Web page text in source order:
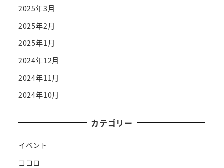
2025年3月
2025年2月
2025年1月
2024年12月
2024年11月
2024年10月
カテゴリー
イベント
ココロ